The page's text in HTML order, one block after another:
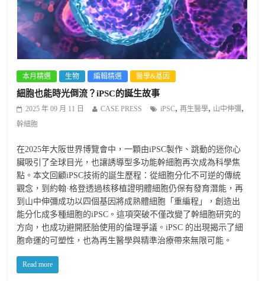
本月精選 生物 編輯精選 醫學&基因
細胞也能時光倒流？iPSC的誕生故事
2025 年 09 月 11 日 CASE PRESS iPSC,再生醫學, 山中伸彌,
幹細胞
在2025年大阪世界博覽會中，一顆由iPSC製作、跳動的迷你心
臟吸引了全球目光，也讓誘導型多功能幹細胞再次成為科學焦
點。本文回顧iPSC技術的誕生歷程：從細胞分化不可逆的傳統
觀念，到約翰·格登透過核移植證明體細胞仍保有發育潛能，再
到山中伸彌成功以四個基因將成熟體細胞「重編程」，創造出
能分化成多種細胞的iPSC。這項突破不僅改變了幹細胞研究的
方向，也成功避開胚胎使用的倫理爭議。iPSC 的出現揭示了細
胞命運的可塑性，也為再生醫學與精準治療帶來無限可能。
Read more